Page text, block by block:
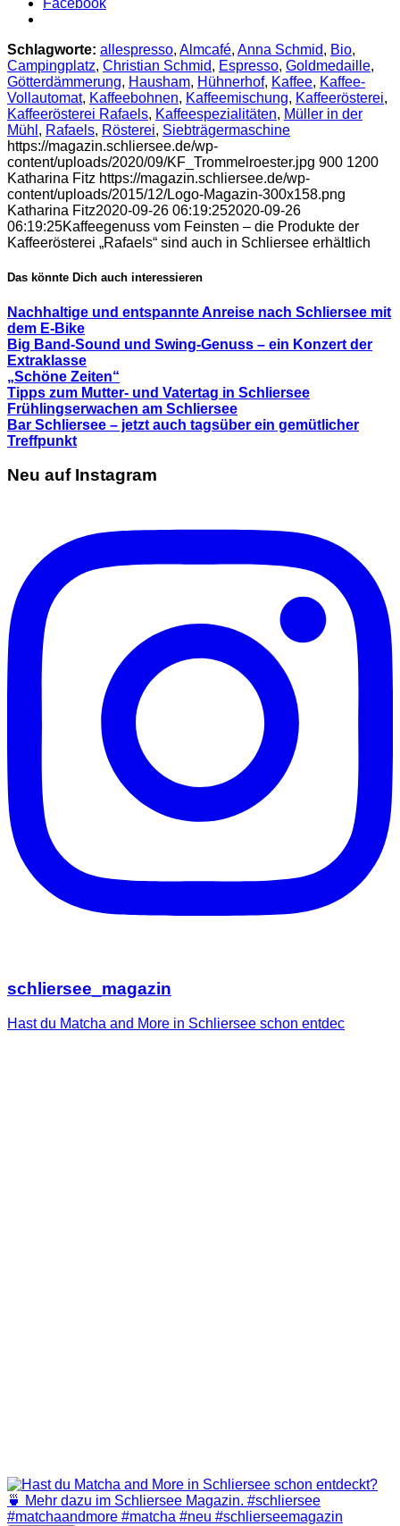
Facebook
Schlagworte: allespresso, Almcafé, Anna Schmid, Bio,
Campingplatz, Christian Schmid, Espresso, Goldmedaille,
Götterdämmerung, Hausham, Hühnerhof, Kaffee, Kaffee-
Vollautomat, Kaffeebohnen, Kaffeemischung, Kaffeerösterei,
Kaffeerösterei Rafaels, Kaffeespezialitäten, Müller in der
Mühl , Rafaels, Rösterei, Siebträgermaschine
https://magazin.schliersee.de/wp-
content/uploads/2020/09/KF_Trommelroester.jpg 900 1200
Katharina Fitz https://magazin.schliersee.de/wp-
content/uploads/2015/12/Logo-Magazin-300x158.png
Katharina Fitz2020-09-26 06:19:252020-09-26
06:19:25Kaffeegenuss vom Feinsten – die Produkte der
Kaffeerösterei „Rafaels“ sind auch in Schliersee erhältlich
Das könnte Dich auch interessieren
Nachhaltige und entspannte Anreise nach Schliersee mit
dem E-Bike
Big Band-Sound und Swing-Genuss – ein Konzert der
Extraklasse
„Schöne Zeiten“
Tipps zum Mutter- und Vatertag in Schliersee
Frühlingserwachen am Schliersee
Bar Schliersee – jetzt auch tagsüber ein gemütlicher
Treffpunkt
Neu auf Instagram
schliersee_magazin
Hast du Matcha and More in Schliersee schon entdec